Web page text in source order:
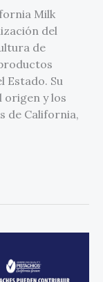
Milk
del
de
Estado. Su
origen y los
de California,